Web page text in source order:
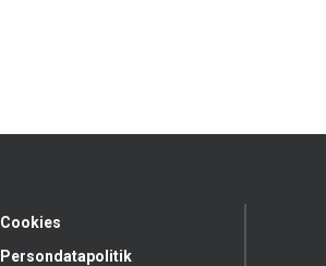
Cookies
Persondatapolitik